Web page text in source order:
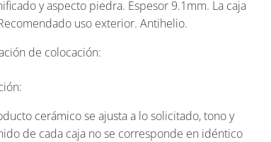
y aspecto piedra. Espesor 9.1mm. La caja
uso exterior. Antihelio.
de colocación:
cerámico se ajusta a lo solicitado, tono y
de cada caja no se corresponde en idéntico